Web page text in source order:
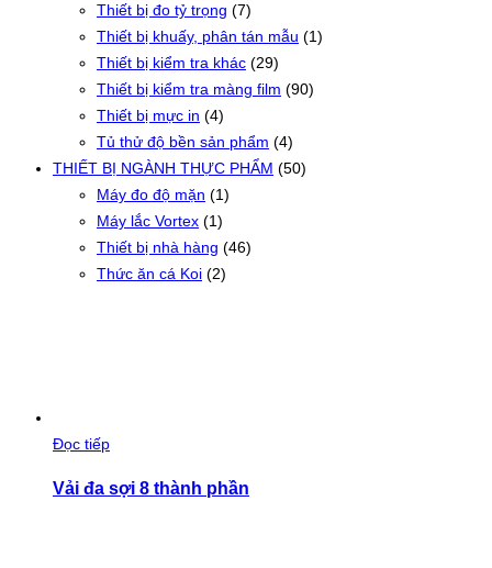
Thiết bị đo tỷ trọng (7)
Thiết bị khuấy, phân tán mẫu (1)
Thiết bị kiểm tra khác (29)
Thiết bị kiểm tra màng film (90)
Thiết bị mực in (4)
Tủ thử độ bền sản phẩm (4)
THIẾT BỊ NGÀNH THỰC PHẨM (50)
Máy đo độ mặn (1)
Máy lắc Vortex (1)
Thiết bị nhà hàng (46)
Thức ăn cá Koi (2)
Đọc tiếp
Vải đa sợi 8 thành phần